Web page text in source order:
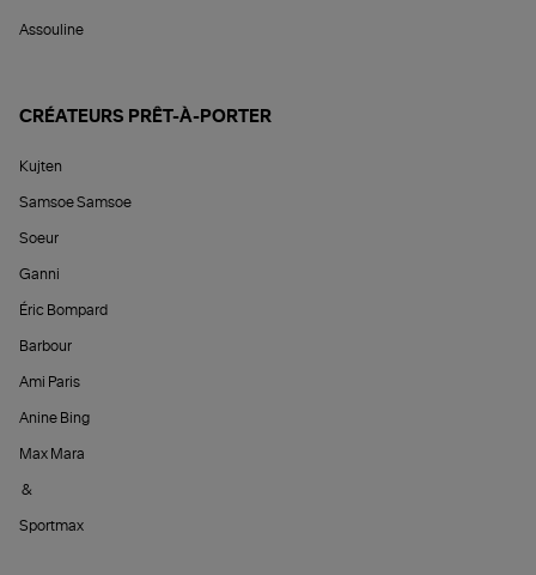
Assouline
CRÉATEURS PRÊT-À-PORTER
Kujten
Samsoe Samsoe
Soeur
Ganni
Éric Bompard
Barbour
Ami Paris
Anine Bing
Max Mara
&
Sportmax